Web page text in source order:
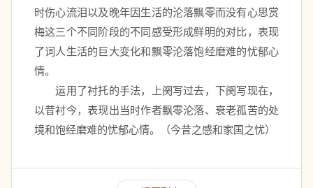
时伤心流泪以及晚年因生活的沦落飘零而没有心思赏
梅这三个不同阶段的不同感受形成鲜明的对比，表现
了词人生活的巨大变化和飘零沦落饱经磨难的忧郁心
情。
运用了衬托的手法，上阕写过去，下阕写现在，
以昔衬今，表现出当时作者飘零沦落、衰老孤苦的处